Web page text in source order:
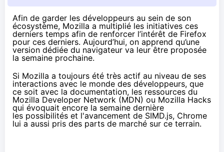
Afin de garder les développeurs au sein de son
écosystème, Mozilla a multiplié les initiatives ces
derniers temps afin de renforcer l’intérêt de Firefox
pour ces derniers. Aujourd’hui, on apprend qu’une
version dédiée du navigateur va leur être proposée
la semaine prochaine.
Si Mozilla a toujours été très actif au niveau de ses
interactions avec le monde des développeurs, que
ce soit avec la documentation, les ressources du
Mozilla Developer Network (MDN) ou Mozilla Hacks
qui évoquait encore la semaine dernière
les possibilités et l'avancement de SIMD.js, Chrome
lui a aussi pris des parts de marché sur ce terrain.